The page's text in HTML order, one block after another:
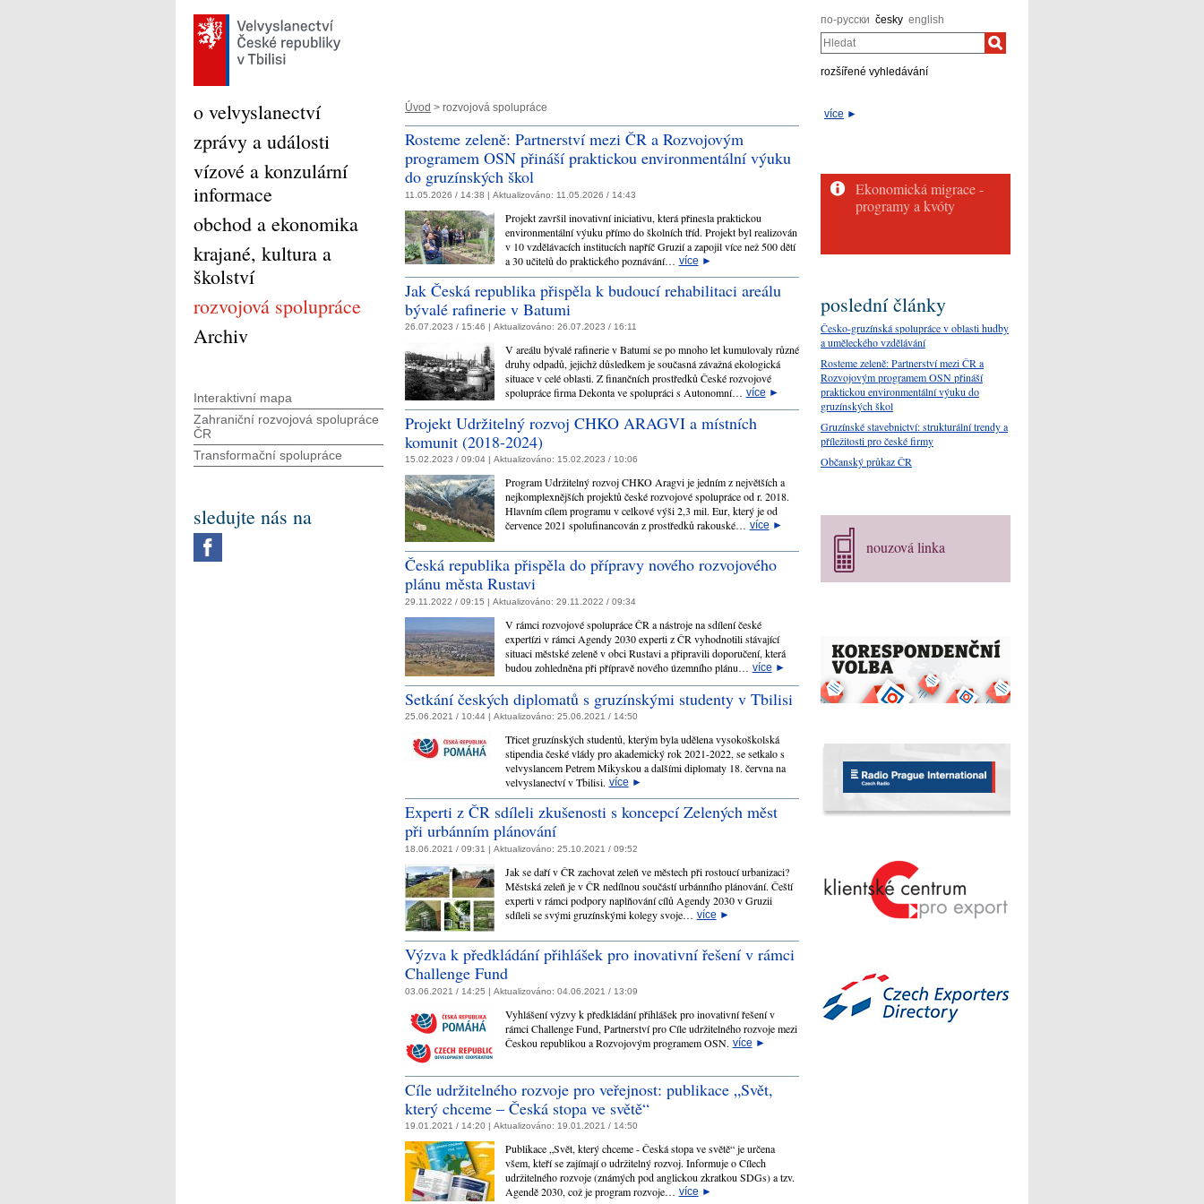
по-русски česky english
Hledat
rozšířené vyhledávání
Úvod > rozvojová spolupráce
Rosteme zeleně: Partnerství mezi ČR a Rozvojovým
programem OSN přináší praktickou environmentální výuku
do gruzínských škol
11.05.2026 / 14:38 | Aktualizováno: 11.05.2026 / 14:43
Projekt završil inovativní iniciativu, která přinesla praktickou
environmentální výuku přímo do školních tříd. Projekt byl realizován
v 10 vzdělávacích institucích napříč Gruzií a zapojil více než 500 dětí
a 30 učitelů do praktického poznávání… více ►
Jak Česká republika přispěla k budoucí rehabilitaci areálu
bývalé rafinerie v Batumi
26.07.2023 / 15:46 | Aktualizováno: 26.07.2023 / 16:11
V areálu bývalé rafinerie v Batumi se po mnoho let kumulovaly různé
druhy odpadů, jejichž důsledkem je současná závažná ekologická
situace v celé oblasti. Z finančních prostředků České rozvojové
spolupráce firma Dekonta ve spolupráci s Autonomní… více ►
Projekt Udržitelný rozvoj CHKO ARAGVI a místních
komunit (2018-2024)
15.02.2023 / 09:04 | Aktualizováno: 15.02.2023 / 10:06
Program Udržitelný rozvoj CHKO Aragvi je jedním z největších a
nejkomplexnějších projektů české rozvojové spolupráce od r. 2018.
Hlavním cílem programu v celkové výši 2,3 mil. Eur, který je od
července 2021 spolufinancován z prostředků rakouské… více ►
Česká republika přispěla do přípravy nového rozvojového
plánu města Rustavi
29.11.2022 / 09:15 | Aktualizováno: 29.11.2022 / 09:34
V rámci rozvojové spolupráce ČR a nástroje na sdílení české
expertízi v rámci Agendy 2030 experti z ČR vyhodnotili stávající
situaci městské zeleně v obci Rustavi a připravili doporučení, která
budou zohledněna při přípravě nového územního plánu… více ►
Setkání českých diplomatů s gruzínskými studenty v Tbilisi
25.06.2021 / 10:44 | Aktualizováno: 25.06.2021 / 14:50
Třicet gruzínských studentů, kterým byla udělena vysokoškolská
stipendia české vlády pro akademický rok 2021-2022, se setkalo s
velvyslancem Petrem Mikyskou a dalšími diplomaty 18. června na
velvyslanectví v Tbilisi. více ►
Experti z ČR sdíleli zkušenosti s koncepcí Zelených měst
při urbánním plánování
18.06.2021 / 09:31 | Aktualizováno: 25.10.2021 / 09:52
Jak se daří v ČR zachovat zeleň ve městech při rostoucí urbanizaci?
Městská zeleň je v ČR nedílnou součástí urbánního plánování. Čeští
experti v rámci podpory naplňování cílů Agendy 2030 v Gruzii
sdíleli se svými gruzínskými kolegy svoje… více ►
Výzva k předkládání přihlášek pro inovativní řešení v rámci
Challenge Fund
03.06.2021 / 14:25 | Aktualizováno: 04.06.2021 / 13:09
Vyhlášení výzvy k předkládání přihlášek pro inovativní řešení v
rámci Challenge Fund, Partnerství pro Cíle udržitelného rozvoje mezi
Českou republikou a Rozvojovým programem OSN. více ►
Cíle udržitelného rozvoje pro veřejnost: publikace „Svět,
který chceme – Česká stopa ve světě“
19.01.2021 / 14:20 | Aktualizováno: 19.01.2021 / 14:50
Publikace „Svět, který chceme - Česká stopa ve světě“ je určena
všem, kteří se zajímají o udržitelný rozvoj. Informuje o Cílech
udržitelného rozvoje (známých pod anglickou zkratkou SDGs) a tzv.
Agendě 2030, což je program rozvoje… více ►
o velvyslanectví
zprávy a události
vízové a konzulární
informace
obchod a ekonomika
krajané, kultura a
školství
rozvojová spolupráce
Archiv
Interaktivní mapa
Zahraniční rozvojová spolupráce
ČR
Transformační spolupráce
sledujte nás na
více ►
poslední články
Česko-gruzínská spolupráce v oblasti hudby
a uměleckého vzdělávání
Rosteme zeleně: Partnerství mezi ČR a
Rozvojovým programem OSN přináší
praktickou environmentální výuku do
gruzínských škol
Gruzínské stavebnictví: strukturální trendy a
příležitosti pro české firmy
Občanský průkaz ČR
nouzová linka